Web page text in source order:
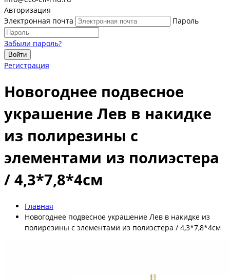
Авторизация
Электронная почта
Пароль
Забыли пароль?
Войти
Регистрация
Новогоднее подвесное
украшение Лев в накидке
из полирезины с
элементами из полиэстера
/ 4,3*7,8*4см
Главная
Новогоднее подвесное украшение Лев в накидке из
полирезины с элементами из полиэстера / 4,3*7,8*4см